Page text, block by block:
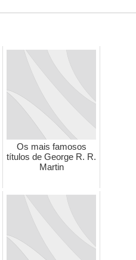
Os mais famosos
títulos de George R. R.
Martin